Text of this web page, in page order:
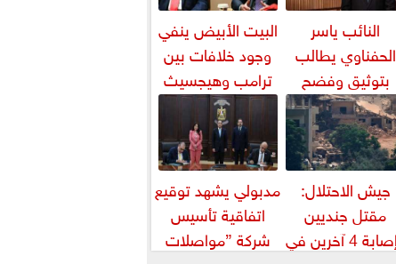
النائب ياسر
الحفناوي يطالب
بتوثيق وفضح
الانتهاكات
الإسرائيلية في
القدس
البيت الأبيض ينفي
وجود خلافات بين
ترامب وهيجسيث
بشأن مخزون الذخائر
جيش الاحتلال:
مقتل جنديين
وإصابة 4 آخرين في
مدبولي يشهد توقيع
اتفاقية تأسيس
شركة ”مواصلات